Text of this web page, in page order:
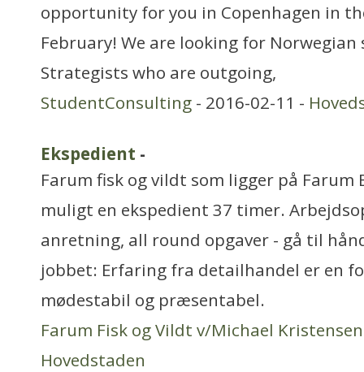
opportunity for you in Copenhagen in
February! We are looking for Norwegian
Strategists who are outgoing,
StudentConsulting - 2016-02-11 -
Ekspedient -
Farum fisk og vildt som ligger på Farum
muligt en ekspedient 37 timer.
anretning, all round opgaver - gå til
jobbet: Erfaring fra detailhandel er en
mødestabil og præsentabel.
Farum Fisk og Vildt v/Michael Kristensen
Hovedstaden